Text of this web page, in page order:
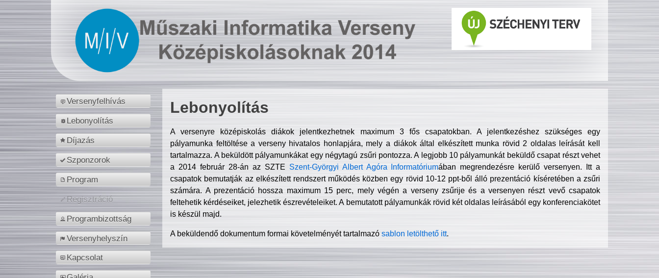
Versenyfelhívás
Lebonyolítás
Díjazás
Szponzorok
Program
Regisztráció
Programbizottság
Versenyhelyszín
Kapcsolat
Lebonyolítás
A versenyre középiskolás diákok jelentkezhetnek maximum 3 fős csapatokban. A jelentkezéshez szükséges egy
pályamunka feltöltése a verseny hivatalos honlapjára, mely a diákok által elkészített munka rövid 2 oldalas leírását kell
tartalmazza. A beküldött pályamunkákat egy négytagú zsűri pontozza. A legjobb 10 pályamunkát beküldő csapat részt vehet
a 2014 február 28-án az SZTE Szent-Györgyi Albert Agóra Informatóriumában megrendezésre kerülő versenyen. Itt a
csapatok bemutatják az elkészített rendszert működés közben egy rövid 10-12 ppt-ből álló prezentáció kíséretében a zsűri
számára. A prezentáció hossza maximum 15 perc, mely végén a verseny zsűrije és a versenyen részt vevő csapatok
feltehetik kérdéseiket, jelezhetik észrevételeiket. A bemutatott pályamunkák rövid két oldalas leírásából egy konferenciakötet
is készül majd.
A beküldendő dokumentum formai követelményét tartalmazósablon letölthető itt.